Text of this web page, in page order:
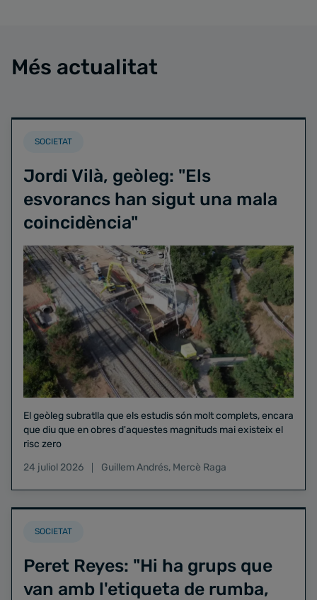
Més actualitat
SOCIETAT
Jordi Vilà, geòleg: "Els
esvorancs han sigut una mala
coincidència"
El geòleg subratlla que els estudis són molt complets, encara
que diu que en obres d'aquestes magnituds mai existeix el
risc zero
24 juliol 2026
Guillem Andrés, Mercè Raga
SOCIETAT
Peret Reyes: "Hi ha grups que
van amb l'etiqueta de rumba,